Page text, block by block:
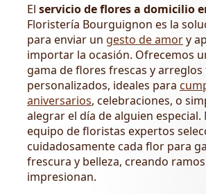
El servicio de flores a domicilio
Floristería Bourguignon es la
para enviar un gesto de amory
importar la ocasión. Ofrecemos
gama de flores frescas y
personalizados, ideales para
aniversarios, celebraciones, o
alegrar el día de alguien especial.
equipo de floristas expertos
cuidadosamente cada flor para
frescura y belleza, creando
impresionan.